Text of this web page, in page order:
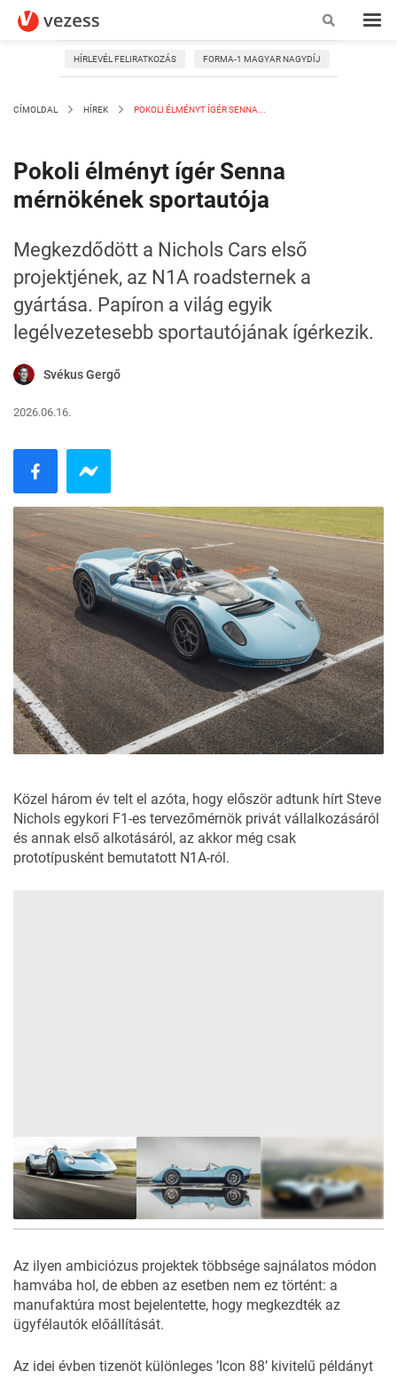
HÍRLEVÉL FELIRATKOZÁS FORMA-1 MAGYAR NAGYDÍJ
CÍMOLDAL HÍREK POKOLI ÉLMÉNYT ÍGÉR SENNA...
Pokoli élményt ígér Senna
mérnökének sportautója
Megkezdődött a Nichols Cars első
projektjének, az N1A roadsternek a
gyártása. Papíron a világ egyik
legélvezetesebb sportautójának ígérkezik.
Svékus Gergő
2026.06.16.
Közel három év telt el azóta, hogy először adtunk hírt Steve
Nichols egykori F1-es tervezőmérnök privát vállalkozásáról
és annak első alkotásáról, az akkor még csak
prototípusként bemutatott N1A-ról.
Az ilyen ambiciózus projektek többsége sajnálatos módon
hamvába hol, de ebben az esetben nem ez történt: a
manufaktúra most bejelentette, hogy megkezdték az
ügyfélautók előállítását.
Az idei évben tizenöt különleges ’Icon 88’ kivitelű példányt